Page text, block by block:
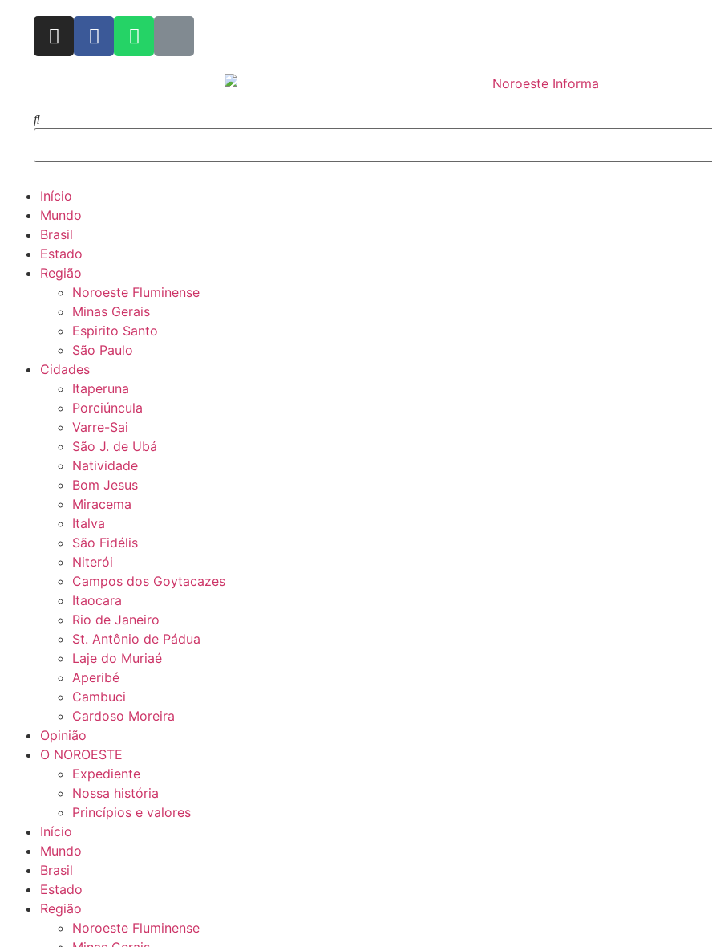
Início
Mundo
Brasil
Estado
Região
Noroeste Fluminense
Minas Gerais
Espirito Santo
São Paulo
Cidades
Itaperuna
Porciúncula
Varre-Sai
São J. de Ubá
Natividade
Bom Jesus
Miracema
Italva
São Fidélis
Niterói
Campos dos Goytacazes
Itaocara
Rio de Janeiro
St. Antônio de Pádua
Laje do Muriaé
Aperibé
Cambuci
Cardoso Moreira
Opinião
O NOROESTE
Expediente
Nossa história
Princípios e valores
Início
Mundo
Brasil
Estado
Região
Noroeste Fluminense